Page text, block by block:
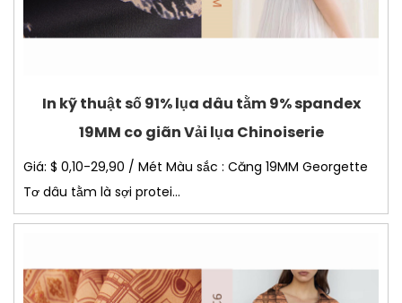
In kỹ thuật số 91% lụa dâu tằm 9% spandex
19MM co giãn Vải lụa Chinoiserie
Giá: $ 0,10-29,90 / Mét Màu sắc : Căng 19MM Georgette
Tơ dâu tằm là sợi protei...